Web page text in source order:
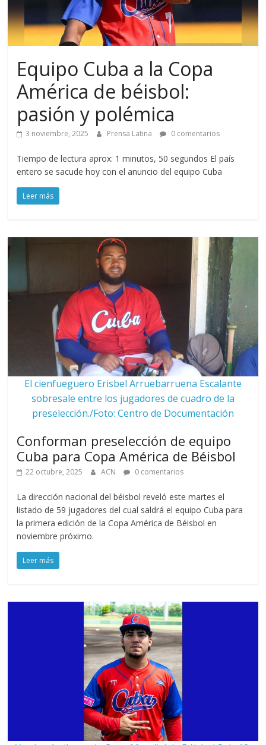
Equipo Cuba a la Copa
América de béisbol:
pasión y polémica
3 noviembre, 2025 Prensa Latina 0 comentarios
Tiempo de lectura aprox: 1 minutos, 50 segundos El país
entero se sacude hoy con el anuncio del equipo Cuba
Leer más
El cienfueguero Erisbel Arruebarruena Escalante
sobresale entre los jugadores de cuadro de la
preselección./Foto: Centro de Documentación
Conforman preselección de equipo
Cuba para Copa América de Béisbol
22 octubre, 2025 ACN 0 comentarios
La dirección nacional del béisbol reveló este martes el
listado de 59 jugadores del cual saldrá el equipo Cuba para
la primera edición de la Copa América de Béisbol en
noviembre próximo.
Leer más